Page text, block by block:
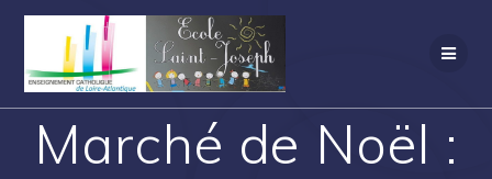
Marché de Noël :